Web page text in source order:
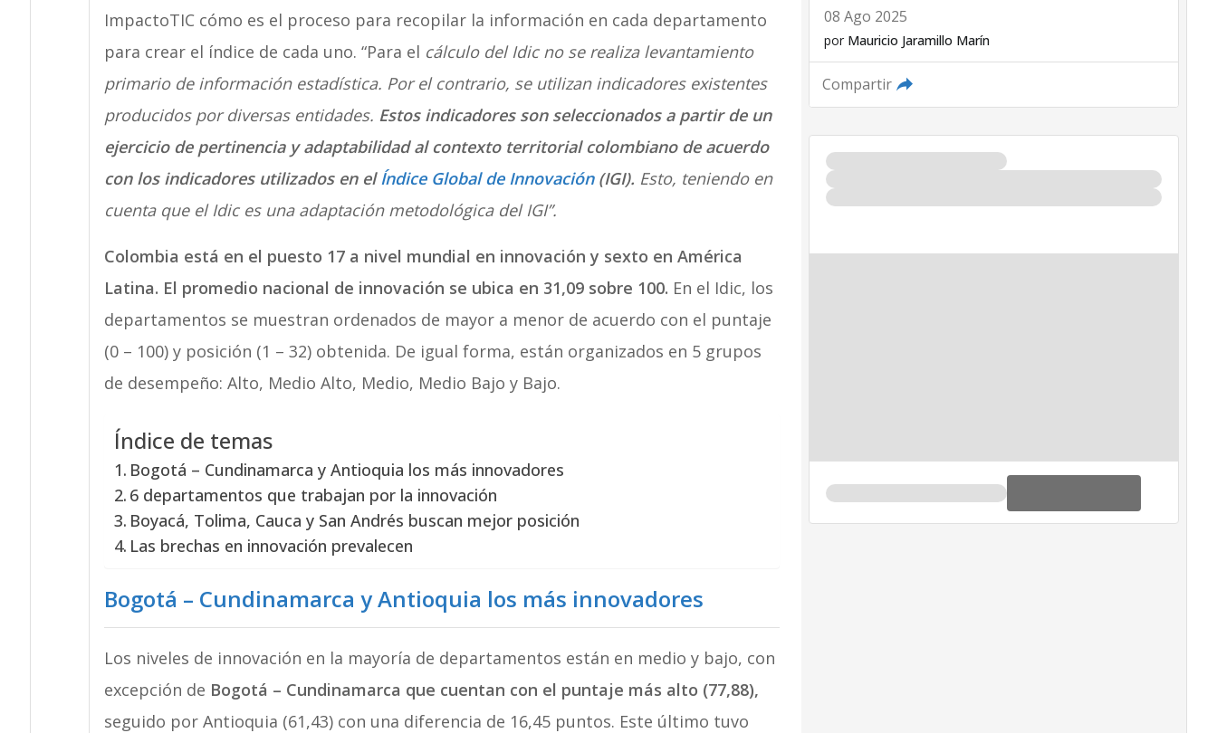
ImpactoTIC cómo es el proceso para recopilar la información en cada departamento
para crear el índice de cada uno. “Para el cálculo del Idic no se realiza levantamiento
primario de información estadística. Por el contrario, se utilizan indicadores existentes
producidos por diversas entidades. Estos indicadores son seleccionados a partir de un
ejercicio de pertinencia y adaptabilidad al contexto territorial colombiano de acuerdo
con los indicadores utilizados en elÍndice Global de Innovación (IGI). Esto, teniendo en
cuenta que el Idic es una adaptación metodológica del IGI”.
Colombia está en el puesto 17 a nivel mundial en innovación y sexto en América
Latina. El promedio nacional de innovación se ubica en 31,09 sobre 100. En el Idic, los
departamentos se muestran ordenados de mayor a menor de acuerdo con el puntaje
(0 – 100) y posición (1 – 32) obtenida. De igual forma, están organizados en 5 grupos
de desempeño: Alto, Medio Alto, Medio, Medio Bajo y Bajo.
Índice de temas
Bogotá – Cundinamarca y Antioquia los más innovadores
6 departamentos que trabajan por la innovación
Boyacá, Tolima, Cauca y San Andrés buscan mejor posición
Las brechas en innovación prevalecen
Bogotá – Cundinamarca y Antioquia los más innovadores
Los niveles de innovación en la mayoría de departamentos están en medio y bajo, con
excepción de Bogotá – Cundinamarca que cuentan con el puntaje más alto (77,88),
seguido por Antioquia (61,43) con una diferencia de 16,45 puntos. Este último tuvo
08 Ago 2025
por Mauricio Jaramillo Marín
Compartir